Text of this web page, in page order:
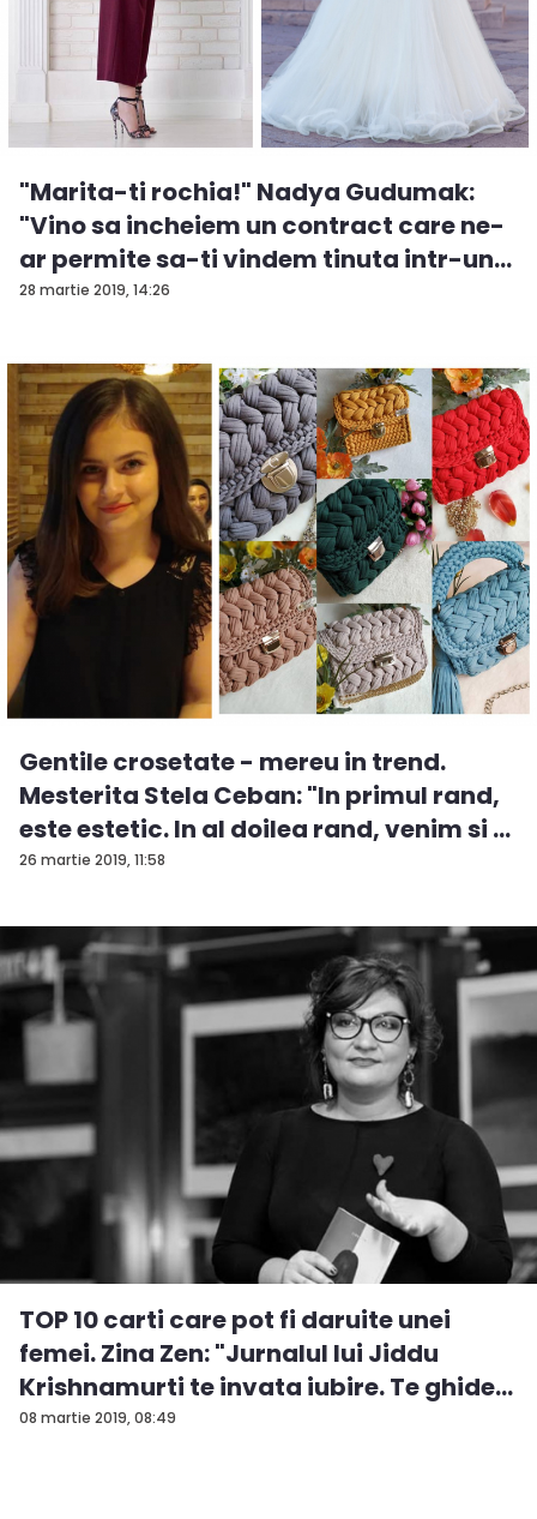
28 martie 2019, 14:26
"Marita-ti rochia!" Nadya Gudumak:
"Vino sa incheiem un contract care ne-
ar permite sa-ti vindem tinuta intr-un
t...
26 martie 2019, 11:58
Gentile crosetate - mereu in trend.
Mesterita Stela Ceban: "In primul rand,
este estetic. In al doilea rand, venim si ...
08 martie 2019, 08:49
TOP 10 carti care pot fi daruite unei
femei. Zina Zen: "Jurnalul lui Jiddu
Krishnamurti te invata iubire. Te ghide...